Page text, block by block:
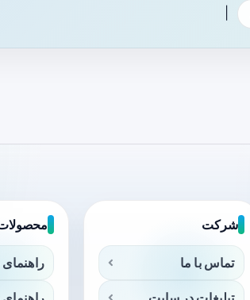
شرکت
تماس با ما